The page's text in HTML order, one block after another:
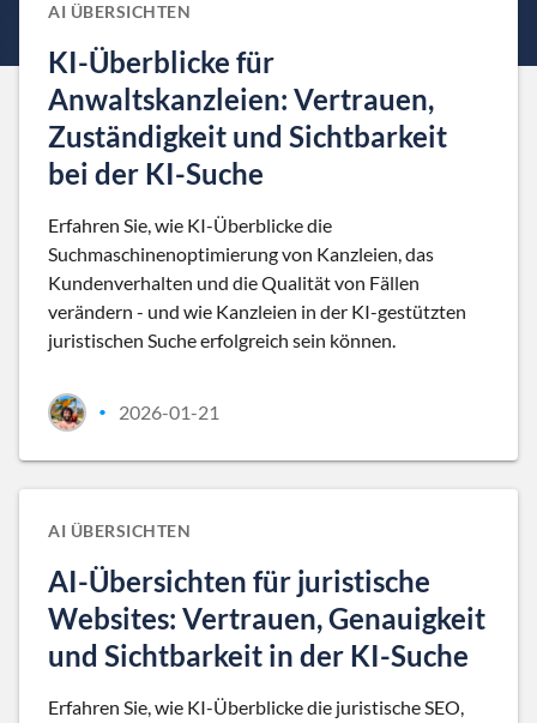
AI ÜBERSICHTEN
KI-Überblicke für
Anwaltskanzleien: Vertrauen,
Zuständigkeit und Sichtbarkeit
bei der KI-Suche
Erfahren Sie, wie KI-Überblicke die
Suchmaschinenoptimierung von Kanzleien, das
Kundenverhalten und die Qualität von Fällen
verändern - und wie Kanzleien in der KI-gestützten
juristischen Suche erfolgreich sein können.
• 2026-01-21
AI ÜBERSICHTEN
AI-Übersichten für juristische
Websites: Vertrauen, Genauigkeit
und Sichtbarkeit in der KI-Suche
Erfahren Sie, wie KI-Überblicke die juristische SEO,